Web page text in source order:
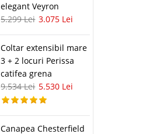
elegant Veyron
5.299 Lei 3.075 Lei
Coltar extensibil mare
3 + 2 locuri Perissa
catifea grena
9.534 Lei 5.530 Lei
Canapea Chesterfield